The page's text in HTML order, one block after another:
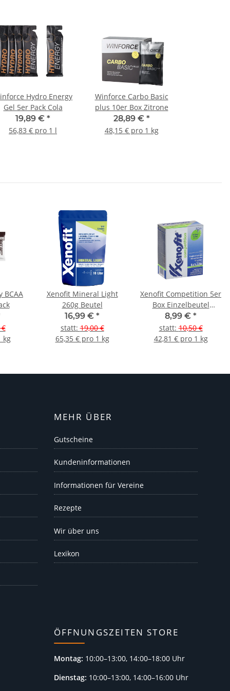
Hydro Energy
Gel 5er Pack Cola
19,89 € *
56,83 € pro 1 l
Winforce Carbo Basic
plus 10er Box Zitrone
28,89 € *
48,15 € pro 1 kg
BCAA
kg
Xenofit Mineral Light
260g Beutel
16,99 € *
statt:19,00 €
65,35 € pro 1 kg
Xenofit Competition 5er
Box Einzelbeutel
Grüner Apfel
8,99 € *
statt:10,50 €
42,81 € pro 1 kg
MEHR ÜBER
Gutscheine
Kundeninformationen
Informationen für Vereine
Rezepte
Wir über uns
Lexikon
ÖFFNUNGSZEITEN STORE
Montag: 10:00–13:00, 14:00–18:00 Uhr
Dienstag: 10:00–13:00, 14:00–16:00 Uhr